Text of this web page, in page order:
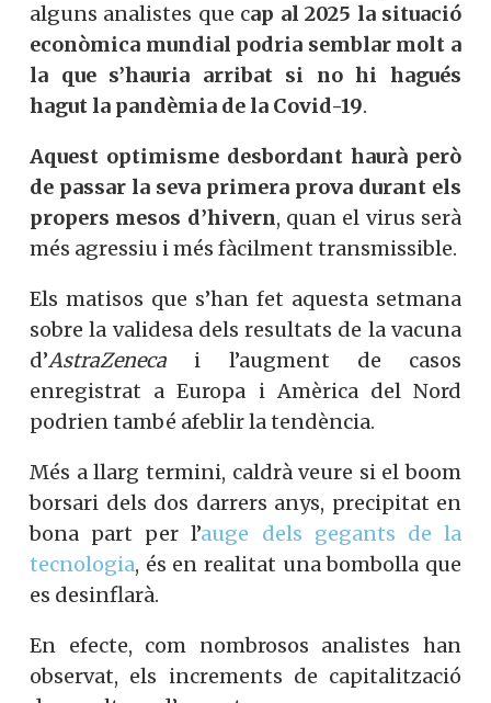
alguns analistes que cap al 2025 la situació
econòmica mundial podria semblar molt a
la que s’hauria arribat si no hi hagués
hagut la pandèmia de la Covid-19.
Aquest optimisme desbordant haurà però
de passar la seva primera prova durant els
propers mesos d’hivern, quan el virus serà
més agressiu i més fàcilment transmissible.
Els matisos que s’han fet aquesta setmana
sobre la validesa dels resultats de la vacuna
d’AstraZeneca i l’augment de casos
enregistrat a Europa i Amèrica del Nord
podrien també afeblir la tendència.
Més a llarg termini, caldrà veure si el boom
borsari dels dos darrers anys, precipitat en
bona part per l’auge dels gegants de la
tecnologia, és en realitat una bombolla que
es desinflarà.
En efecte, com nombrosos analistes han
observat, els increments de capitalització